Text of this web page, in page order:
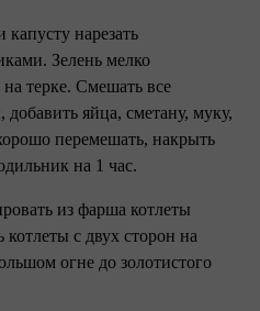
нарезать
Зелень мелко
терке. Смешать все
яйца, сметану, муку,
перемешать, накрыть
на 1 час.
из фарша котлеты
с двух сторон на
огне до золотистого